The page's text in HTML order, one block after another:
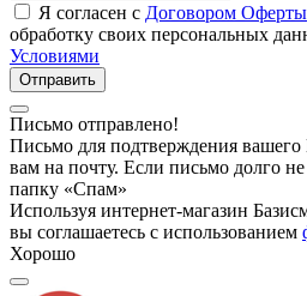
Я согласен с Договором Оферты
обработку своих персональных
Условиями
Отправить
Письмо отправлено!
Письмо для подтверждения
вам на почту. Если письмо долго
папку «Спам»
Используя интернет-магазин
вы соглашаетесь с использованием
Хорошо